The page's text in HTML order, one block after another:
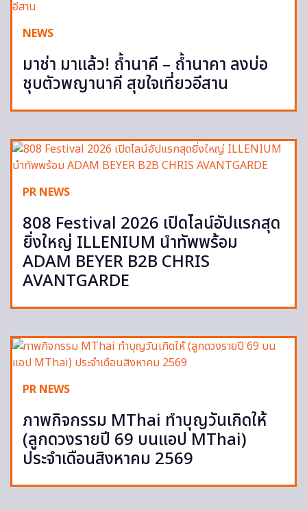
NEWS
มาช่า มาแล้ว! ถ้ำนาคี – ถ้ำนาคา ลงบ่อ
ชุบตัวพญานาคี สุขใจเที่ยวอีสาน
PR NEWS
808 Festival 2026 เปิดไลน์อัปแรกสุด
ยิ่งใหญ่ ILLENIUM นำทัพพร้อม
ADAM BEYER B2B CHRIS
AVANTGARDE
PR NEWS
ภาพกิจกรรม MThai ทำบุญวันเกิดให้
(ลูกดวงรายปี 69 บนแอป MThai)
ประจำเดือนสิงหาคม 2569